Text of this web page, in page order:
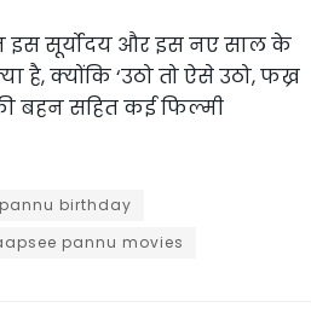
इस सूर्योदय और इस नए साल के
क्योंकि ‘उठो तो ऐसे उठो, फख्र
बहन सहित कई फिल्मी
birthday
pannu movies